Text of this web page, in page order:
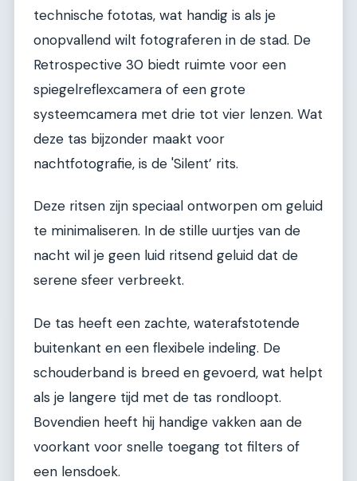
technische fototas, wat handig is als je
onopvallend wilt fotograferen in de stad. De
Retrospective 30 biedt ruimte voor een
spiegelreflexcamera of een grote
systeemcamera met drie tot vier lenzen. Wat
deze tas bijzonder maakt voor
nachtfotografie, is de 'Silent’ rits.
Deze ritsen zijn speciaal ontworpen om geluid
te minimaliseren. In de stille uurtjes van de
nacht wil je geen luid ritsend geluid dat de
serene sfeer verbreekt.
De tas heeft een zachte, waterafstotende
buitenkant en een flexibele indeling. De
schouderband is breed en gevoerd, wat helpt
als je langere tijd met de tas rondloopt.
Bovendien heeft hij handige vakken aan de
voorkant voor snelle toegang tot filters of
een lensdoek.